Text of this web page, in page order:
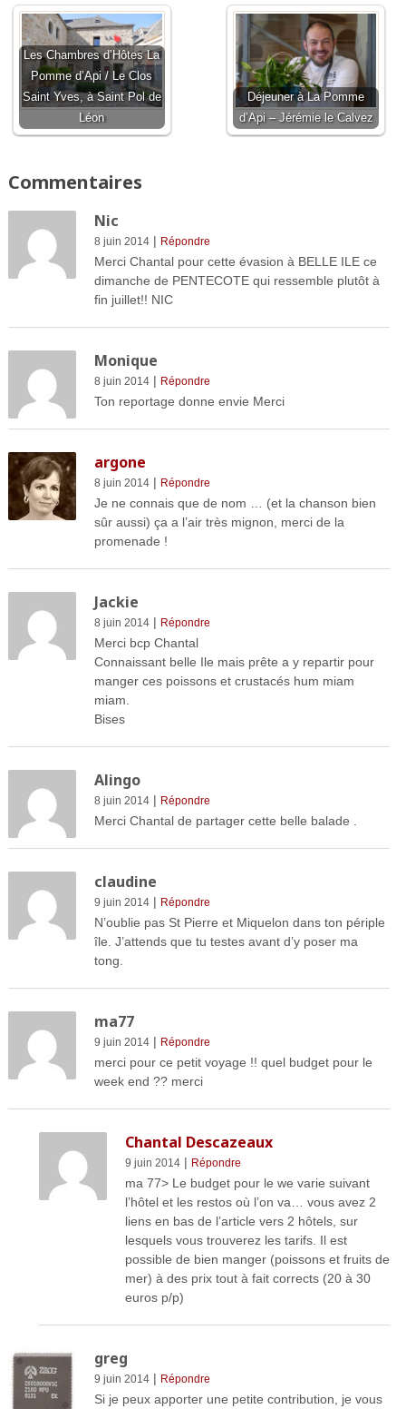
Les Chambres d’Hôtes La
Pomme d’Api / Le Clos
Saint Yves, à Saint Pol de
Léon
Déjeuner à La Pomme
d’Api – Jérémie le Calvez
Commentaires
Nic
8 juin 2014| Répondre
Merci Chantal pour cette évasion à BELLE ILE ce
dimanche de PENTECOTE qui ressemble plutôt à
fin juillet!! NIC
Monique
8 juin 2014| Répondre
Ton reportage donne envie Merci
argone
8 juin 2014| Répondre
Je ne connais que de nom … (et la chanson bien
sûr aussi) ça a l’air très mignon, merci de la
promenade !
Jackie
8 juin 2014| Répondre
Merci bcp Chantal
Connaissant belle Ile mais prête a y repartir pour
manger ces poissons et crustacés hum miam
miam.
Bises
Alingo
8 juin 2014| Répondre
Merci Chantal de partager cette belle balade .
claudine
9 juin 2014| Répondre
N’oublie pas St Pierre et Miquelon dans ton périple
île. J’attends que tu testes avant d’y poser ma
tong.
ma77
9 juin 2014| Répondre
merci pour ce petit voyage !! quel budget pour le
week end ?? merci
Chantal Descazeaux
9 juin 2014| Répondre
ma 77> Le budget pour le we varie suivant
l’hôtel et les restos où l’on va… vous avez 2
liens en bas de l’article vers 2 hôtels, sur
lesquels vous trouverez les tarifs. Il est
possible de bien manger (poissons et fruits de
mer) à des prix tout à fait corrects (20 à 30
euros p/p)
greg
9 juin 2014| Répondre
Si je peux apporter une petite contribution, je vous